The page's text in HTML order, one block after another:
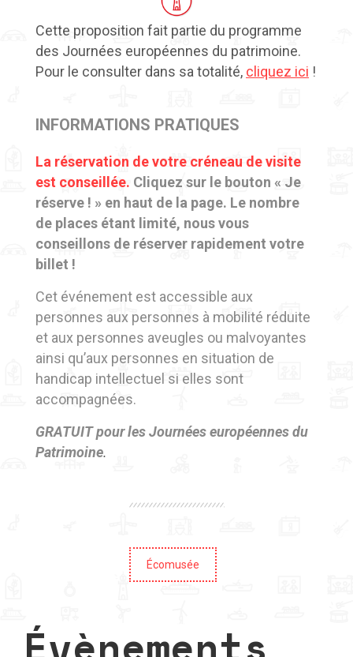
Cette proposition fait partie du programme
des Journées européennes du patrimoine.
Pour le consulter dans sa totalité, cliquez ici !
INFORMATIONS PRATIQUES
La réservation de votre créneau de visite
est conseillée. Cliquez sur le bouton « Je
réserve ! » en haut de la page. Le nombre
de places étant limité, nous vous
conseillons de réserver rapidement votre
billet !
Cet événement est accessible aux
personnes aux personnes à mobilité réduite
et aux personnes aveugles ou malvoyantes
ainsi qu’aux personnes en situation de
handicap intellectuel si elles sont
accompagnées.
GRATUIT pour les Journées européennes du
Patrimoine.
Écomusée